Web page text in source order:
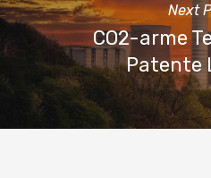
Next
CO2-arme
Patente